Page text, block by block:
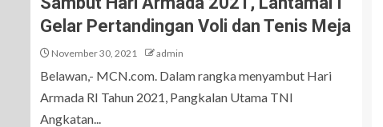
Gelar Pertandingan Voli dan Tenis Meja
November 30, 2021 admin
Belawan,- MCN.com. Dalam rangka menyambut Hari
Armada RI Tahun 2021, Pangkalan Utama TNI
Angkatan...